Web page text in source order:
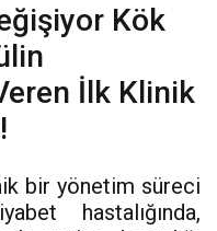
Kök
İlk Klinik
bir yönetim süreci
hastalığında,